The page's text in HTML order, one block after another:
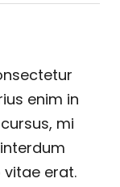
enim in
mi
erat.